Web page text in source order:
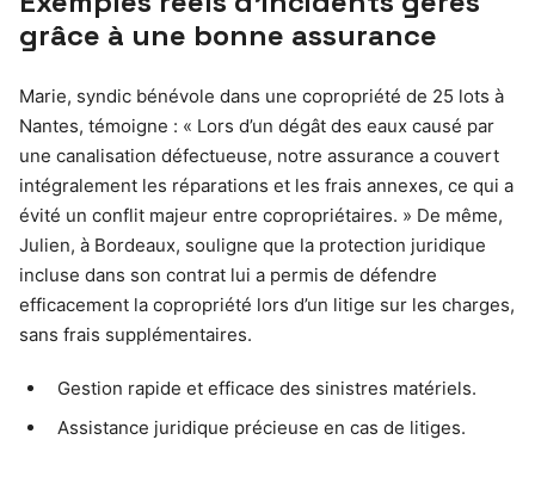
grâce à une bonne assurance
Marie, syndic bénévole dans une copropriété de 25 lots à
Nantes, témoigne : « Lors d’un dégât des eaux causé par
une canalisation défectueuse, notre assurance a couvert
intégralement les réparations et les frais annexes, ce qui a
évité un conflit majeur entre copropriétaires. » De même,
Julien, à Bordeaux, souligne que la protection juridique
incluse dans son contrat lui a permis de défendre
efficacement la copropriété lors d’un litige sur les charges,
sans frais supplémentaires.
Gestion rapide et efficace des sinistres matériels.
Assistance juridique précieuse en cas de litiges.